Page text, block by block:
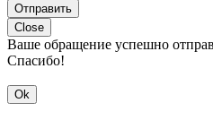
Отправить
Close
Ваше обращение успешно
Спасибо!
Ok